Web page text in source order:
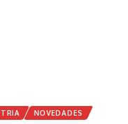
NOVEDADES